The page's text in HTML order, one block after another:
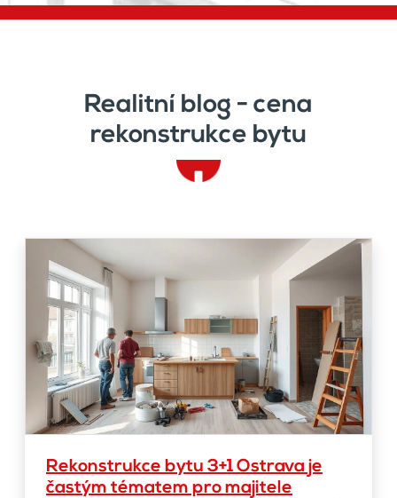
Realitní blog - cena
rekonstrukce bytu
Rekonstrukce bytu 3+1 Ostrava je
častým tématem pro majitele